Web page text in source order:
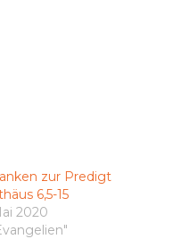
zur Predigt
6,5-15
2020